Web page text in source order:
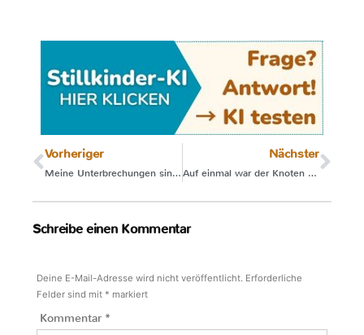
Vorheriger
Meine Unterbrechungen sind meine Aufgabe
Nächster
Auf einmal war der Knoten geplatzt
Schreibe einen Kommentar
Deine E-Mail-Adresse wird nicht veröffentlicht. Erforderliche
Felder sind mit * markiert
Kommentar *